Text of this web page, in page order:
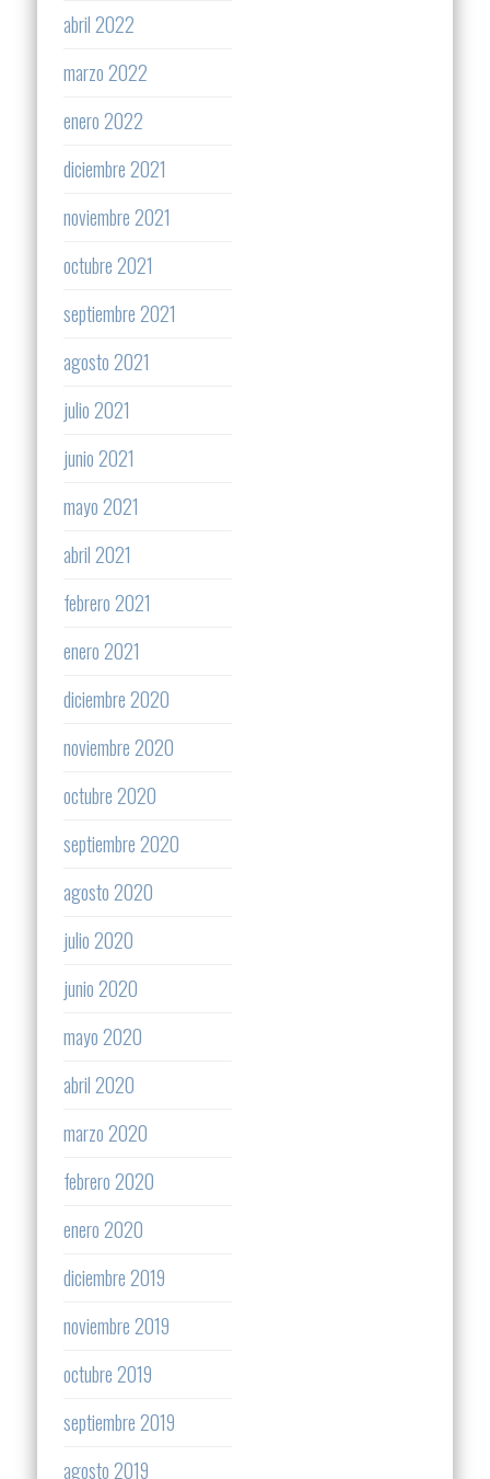
abril 2022
marzo 2022
enero 2022
diciembre 2021
noviembre 2021
octubre 2021
septiembre 2021
agosto 2021
julio 2021
junio 2021
mayo 2021
abril 2021
febrero 2021
enero 2021
diciembre 2020
noviembre 2020
octubre 2020
septiembre 2020
agosto 2020
julio 2020
junio 2020
mayo 2020
abril 2020
marzo 2020
febrero 2020
enero 2020
diciembre 2019
noviembre 2019
octubre 2019
septiembre 2019
agosto 2019